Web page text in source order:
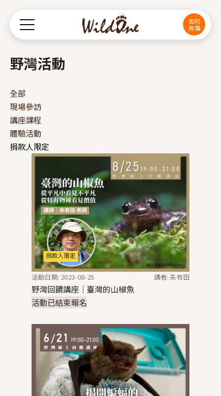
野灣活動
全部
現場參訪
講座課程
體驗活動
捐款人限定
捐款人限定
活動日期: 2023-08-25 講者: 朱有田
野灣回饋講座｜臺灣的山椒魚
活動已結束報名
如何
救傷